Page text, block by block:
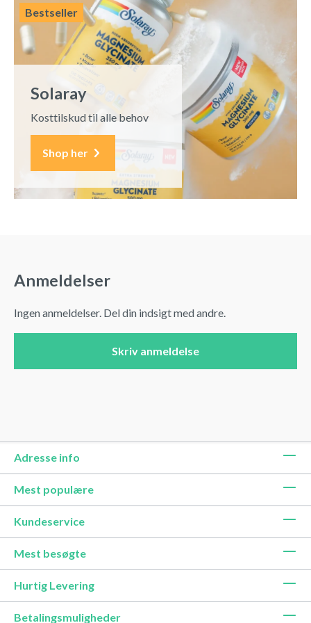
Bestseller
Solaray
Kosttilskud til alle behov
Shop her
Anmeldelser
Ingen anmeldelser. Del din indsigt med andre.
Skriv anmeldelse
Adresse info
Mest populære
Kundeservice
Mest besøgte
Hurtig Levering
Betalingsmuligheder